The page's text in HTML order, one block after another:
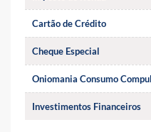
Cartão de Crédito
Cheque Especial
Oniomania Consumo
Investimentos Financeiros